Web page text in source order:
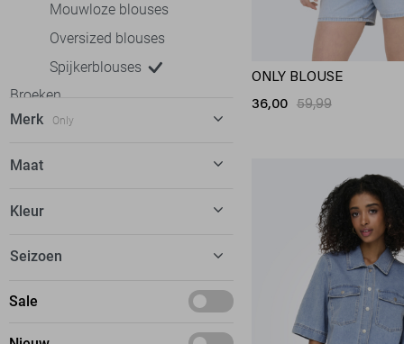
Mouwloze blouses
Oversized blouses
Spijkerblouses
Broeken
Jeans
T-shirts
Truien
Vesten
Merk Only
Fluresk 10
Geisha
Jacqueline de Yong
Noisy may
27
Maat
XS
M
Kleur
Blauw
Seizoen
Basics
Sale
ONLY BLOUSE
36,00 59,99